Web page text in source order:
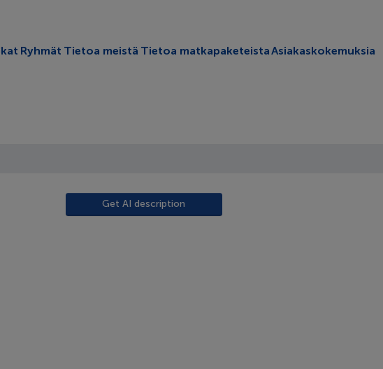
Ryhmät Tietoa meistä Tietoa matkapaketeistaAsiakaskokemuksia
Get AI description